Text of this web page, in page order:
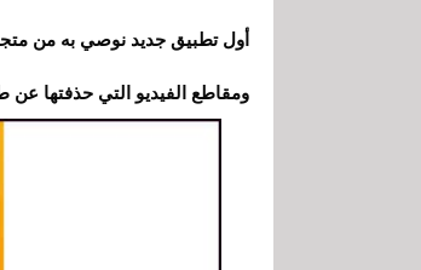
أول تطبيق جديد نوصي به من
ومقاطع الفيديو التي حذفتها عن